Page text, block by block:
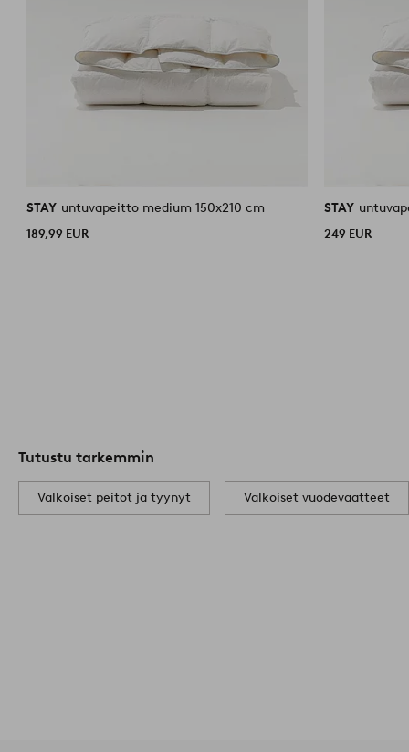
STAY untuvapeitto medium 150x210 cm
189,99 EUR
STAY
249 EUR
Tutustu tarkemmin
Valkoiset peitot ja tyynyt Valkoiset vuodevaatteet